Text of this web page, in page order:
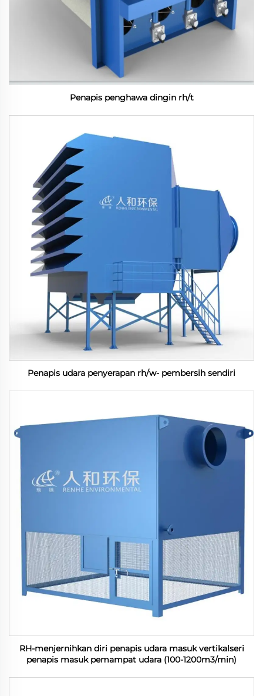
Penapis penghawa dingin rh/t
Penapis udara penyerapan rh/w- pembersih sendiri
RH-menjernihkan diri penapis udara masuk vertikalseri
penapis masuk pemampat udara (100-1200m3/min)